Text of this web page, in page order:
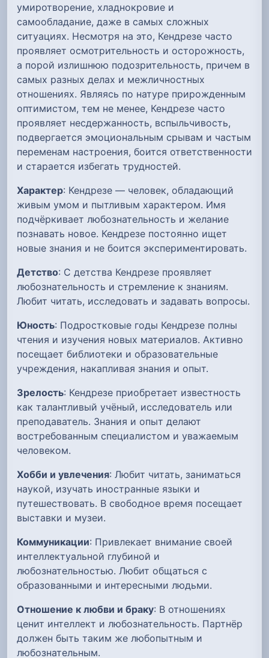
умиротворение, хладнокровие и
самообладание, даже в самых сложных
ситуациях. Несмотря на это, Кендрезе часто
проявляет осмотрительность и осторожность,
а порой излишнюю подозрительность, причем в
самых разных делах и межличностных
отношениях. Являясь по натуре прирожденным
оптимистом, тем не менее, Кендрезе часто
проявляет несдержанность, вспыльчивость,
подвергается эмоциональным срывам и частым
переменам настроения, боится ответственности
и старается избегать трудностей.
Характер: Кендрезе — человек, обладающий
живым умом и пытливым характером. Имя
подчёркивает любознательность и желание
познавать новое. Кендрезе постоянно ищет
новые знания и не боится экспериментировать.
Детство: С детства Кендрезе проявляет
любознательность и стремление к знаниям.
Любит читать, исследовать и задавать вопросы.
Юность: Подростковые годы Кендрезе полны
чтения и изучения новых материалов. Активно
посещает библиотеки и образовательные
учреждения, накапливая знания и опыт.
Зрелость: Кендрезе приобретает известность
как талантливый учёный, исследователь или
преподаватель. Знания и опыт делают
востребованным специалистом и уважаемым
человеком.
Хобби и увлечения: Любит читать, заниматься
наукой, изучать иностранные языки и
путешествовать. В свободное время посещает
выставки и музеи.
Коммуникации: Привлекает внимание своей
интеллектуальной глубиной и
любознательностью. Любит общаться с
образованными и интересными людьми.
Отношение к любви и браку: В отношениях
ценит интеллект и любознательность. Партнёр
должен быть таким же любопытным и
любознательным.